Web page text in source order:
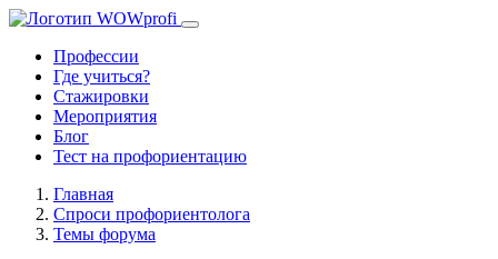
Профессии
Где учиться?
Стажировки
Мероприятия
Блог
Тест на профориентацию
Главная
Спроси профориентолога
Темы форума